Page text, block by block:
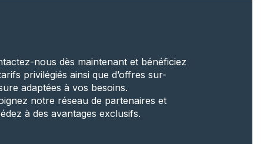
nous dès maintenant et bénéficiez
privilégiés ainsi que d’offres sur-
adaptées à vos besoins.
notre réseau de partenaires et
à des avantages exclusifs.